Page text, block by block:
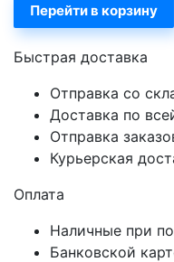
Перейти в корзину
Быстрая доставка
Отправка со
Доставка по
Отправка
Курьерская
Оплата
Наличные при
Банковской